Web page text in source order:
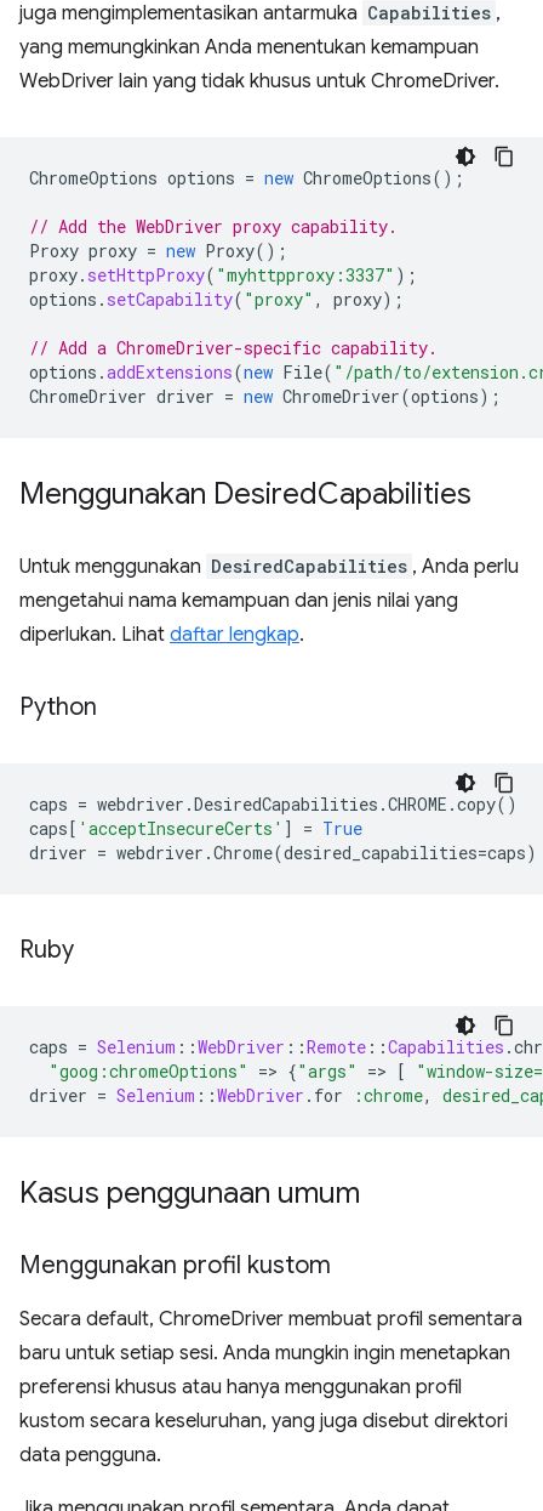
juga mengimplementasikan antarmuka Capabilities ,
yang memungkinkan Anda menentukan kemampuan
WebDriver lain yang tidak khusus untuk ChromeDriver.
ChromeOptions options = new ChromeOptions();
// Add the WebDriver proxy capability.
Proxy proxy = new Proxy();
proxy. setHttpProxy( "myhttpproxy:3337" );
options . setCapability( "proxy" , proxy);
// Add a ChromeDriver-specific capability.
options .addExtensions(new File( "/path/to/
ChromeDriver driver = new ChromeDriver(options);
Menggunakan DesiredCapabilities
Untuk menggunakan DesiredCapabilities , Anda perlu
mengetahui nama kemampuan dan jenis nilai yang
diperlukan. Lihat daftar lengkap.
Python
caps = webdriver .DesiredCapabilities .CHROME .copy()
caps[ 'acceptInsecureCerts' ] = True
driver = webdriver .Chrome(desired_capabilities=caps)
Ruby
caps = Selenium ::WebDriver ::Remote ::Capabilities .
"goog:chromeOptions"
=> {"args" => [
"window-
driver = Selenium ::WebDriver . for :chrome,
Kasus penggunaan umum
Menggunakan profil kustom
Secara default, ChromeDriver membuat profil sementara
baru untuk setiap sesi. Anda mungkin ingin menetapkan
preferensi khusus atau hanya menggunakan profil
kustom secara keseluruhan, yang juga disebut direktori
data pengguna.